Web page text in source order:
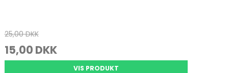
25,00 DKK
15,00 DKK
VIS PRODUKT